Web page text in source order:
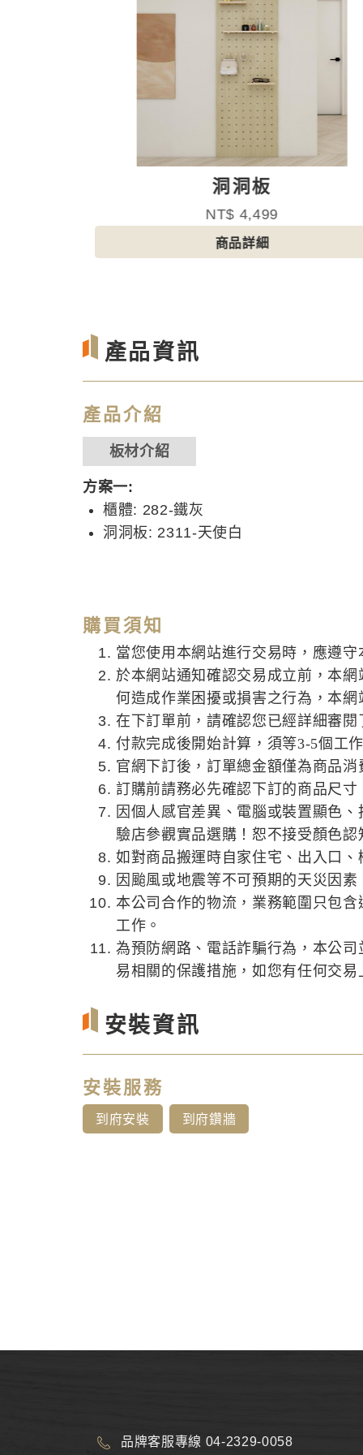
洞洞板
NT$ 4,499
商品詳細
產品資訊
產品介紹
板材介紹
方案一:
櫃體: 282-鐵灰
洞洞板: 2311-天使白
購買須知
當您使用本網站進行交易時，應遵
於本網站通知確認交易成立前，本
何造成作業困擾或損害之行為，本
在下訂單前，請確認您已經詳細審
付款完成後開始計算，須等3-5個工
官網下訂後，訂單總金額僅為商品
訂購前請務必先確認下訂的商品尺
因個人感官差異、電腦或裝置顯色
驗店參觀實品選購！恕不接受顏色
如對商品搬運時自家住宅、出入口
因颱風或地震等不可預期的天災因
本公司合作的物流，業務範圍只包
工作。
為預防網路、電話詐騙行為，本公
易相關的保護措施，如您有任何交
安裝資訊
安裝服務
到府安裝 到府鑽牆
品牌客服專線 04-2329-0058